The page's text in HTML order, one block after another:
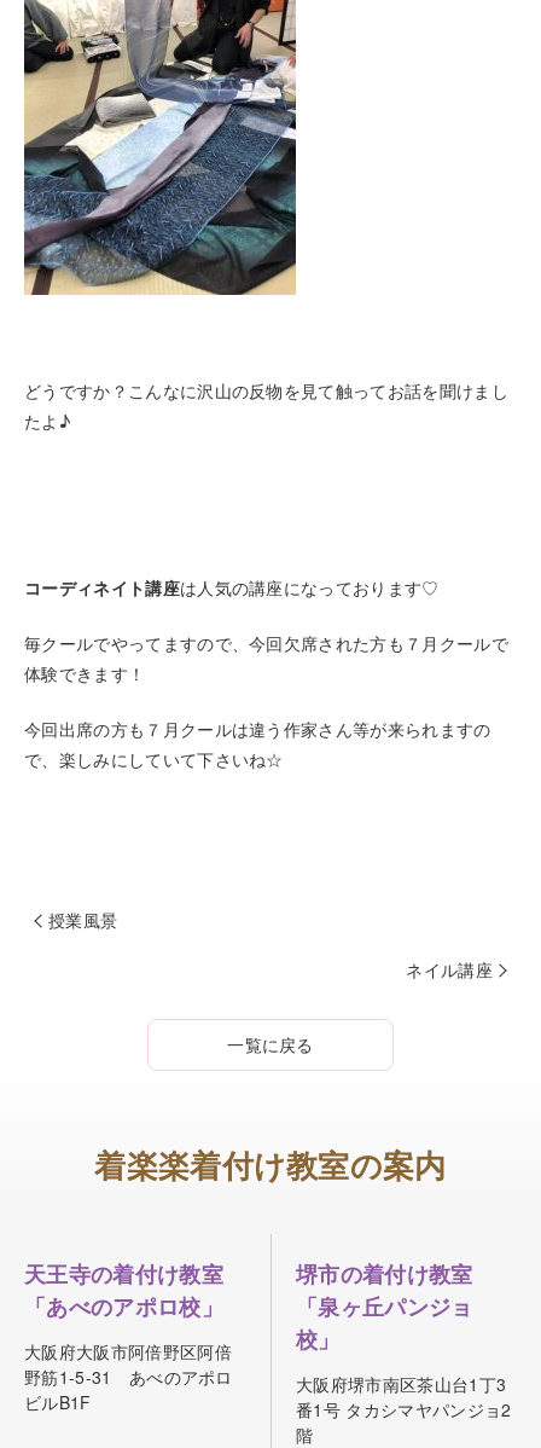
どうですか？こんなに沢山の反物を見て触ってお話を聞けまし
たよ♪
コーディネイト講座は人気の講座になっております♡
毎クールでやってますので、今回欠席された方も７月クールで
体験できます！
今回出席の方も７月クールは違う作家さん等が来られますの
で、楽しみにしていて下さいね☆
授業風景
ネイル講座
一覧に戻る
着楽楽着付け教室の案内
天王寺の着付け教室
「あべのアポロ校」
大阪府大阪市阿倍野区阿倍
野筋1-5-31 あべのアポロ
ビルB1F
堺市の着付け教室
「泉ヶ丘パンジョ
校」
大阪府堺市南区茶山台1丁3
番1号 タカシマヤパンジョ2
階